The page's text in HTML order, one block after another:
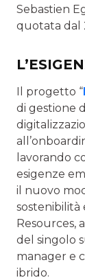
Sebastien
quotata dal
Il progetto “
di gestione
lavorando
esigenze
il nuovo
sostenibilità
Resources,
del singolo
manager e
ibrido.